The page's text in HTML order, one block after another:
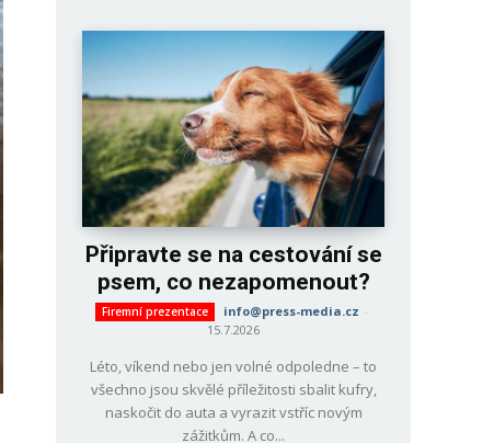
Připravte se na cestování se
psem, co nezapomenout?
Firemní prezentace info@press-media.cz -
15.7.2026
Léto, víkend nebo jen volné odpoledne – to
všechno jsou skvělé příležitosti sbalit kufry,
naskočit do auta a vyrazit vstříc novým
zážitkům. A co...